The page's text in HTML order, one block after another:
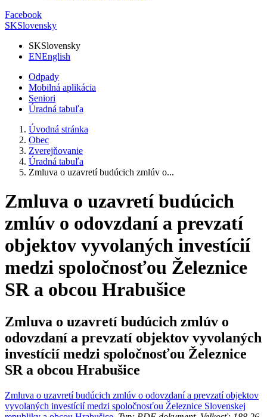
Facebook
SKSlovensky
SKSlovensky
ENEnglish
Odpady
Mobilná aplikácia
Seniori
Úradná tabuľa
Úvodná stránka
Obec
Zverejňovanie
Úradná tabuľa
Zmluva o uzavretí budúcich zmlúv o...
Zmluva o uzavretí budúcich
zmlúv o odovzdaní a prevzatí
objektov vyvolaných investícií
medzi spoločnosťou Železnice
SR a obcou Hrabušice
Zmluva o uzavretí budúcich zmlúv o
odovzdaní a prevzatí objektov vyvolaných
investícií medzi spoločnosťou Železnice
SR a obcou Hrabušice
Zmluva o uzavretí budúcich zmlúv o odovzdaní a prevzatí objektov
vyvolaných investícií medzi spoločnosťou Železnice Slovenskej